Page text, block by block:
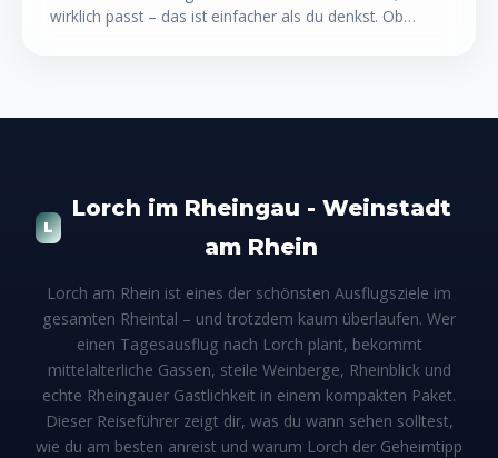
wirklich passt – das ist einfacher als du denkst. Ob
Rheingau-Urlaub buchst.
L
Lorch im Rheingau - Weinstadt
am Rhein
Lorch am Rhein ist eines der schönsten Ausflugsziele im
gesamten Rheintal – und trotzdem kaum überlaufen. Wer
einen Tagesausflug nach Lorch plant, bekommt
mittelalterliche Gassen, steile Weinberge, Rheinblick und
echte Rheingauer Gastlichkeit in einem kompakten Paket.
Dieser Reiseführer zeigt dir, was du wann sehen solltest,
wie du am besten anreist und warum Lorch der Geheimtipp